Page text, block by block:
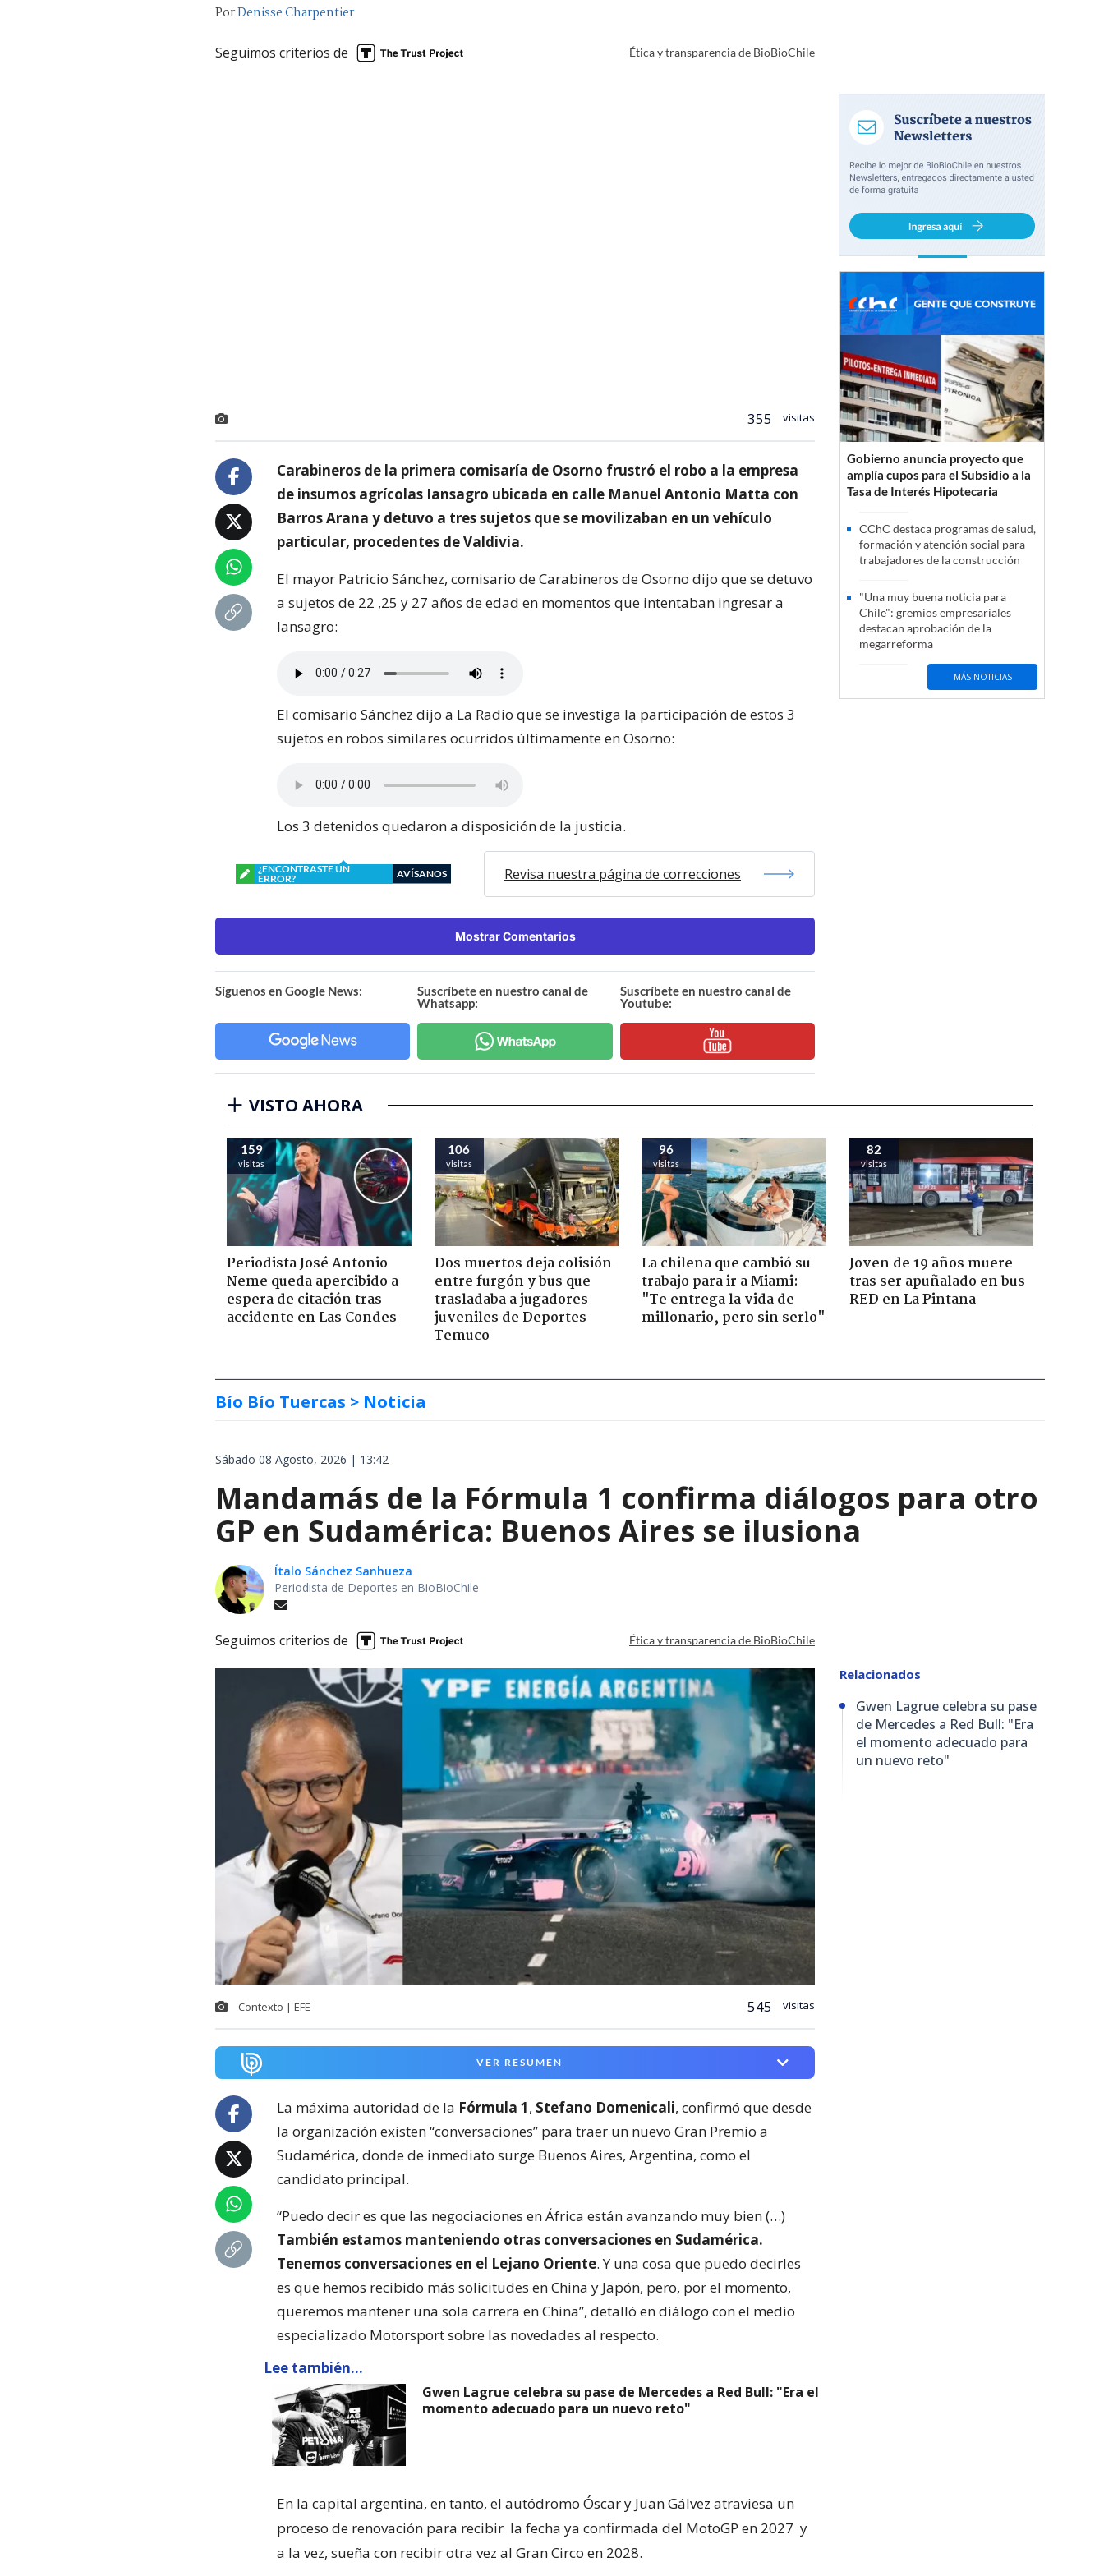
PorDenisse Charpentier
Seguimos criterios de Ética y transparencia de BioBioChile
355 visitas
Carabineros de la primera comisaría de Osorno frustró el robo a la empresa
de insumos agrícolas Iansagro ubicada en calle Manuel Antonio Matta con
Barros Arana y detuvo a tres sujetos que se movilizaban en un vehículo
particular, procedentes de Valdivia.
El mayor Patricio Sánchez, comisario de Carabineros de Osorno dijo que se detuvo
a sujetos de 22 ,25 y 27 años de edad en momentos que intentaban ingresar a
Iansagro:
El comisario Sánchez dijo a La Radio que se investiga la participación de estos 3
sujetos en robos similares ocurridos últimamente en Osorno:
Los 3 detenidos quedaron a disposición de la justicia.
¿ENCONTRASTE UN
ERROR?
AVÍSANOS Revisa nuestra página de correcciones
Mostrar Comentarios
Síguenos en Google News:
Suscríbete en nuestro canal de
Whatsapp:
Suscríbete en nuestro canal de
Youtube:
Gobierno anuncia proyecto que
amplía cupos para el Subsidio a la
Tasa de Interés Hipotecaria
CChC destaca programas de salud,
formación y atención social para
trabajadores de la construcción
"Una muy buena noticia para
Chile": gremios empresariales
destacan aprobación de la
megarreforma
MÁS NOTICIAS
VISTO AHORA
159
visitas
Periodista José Antonio
Neme queda apercibido a
espera de citación tras
accidente en Las Condes
106
visitas
Dos muertos deja colisión
entre furgón y bus que
trasladaba a jugadores
juveniles de Deportes
Temuco
96
visitas
La chilena que cambió su
trabajo para ir a Miami:
"Te entrega la vida de
millonario, pero sin serlo"
82
visitas
Joven de 19 años muere
tras ser apuñalado en bus
RED en La Pintana
Bío Bío Tuercas > Noticia
Sábado 08 Agosto, 2026 | 13:42
Mandamás de la Fórmula 1 confirma diálogos para otro
GP en Sudamérica: Buenos Aires se ilusiona
Ítalo Sánchez Sanhueza
Periodista de Deportes en BioBioChile
Seguimos criterios de Ética y transparencia de BioBioChile
Contexto | EFE 545 visitas
VER RESUMEN
La máxima autoridad de la Fórmula 1, Stefano Domenicali, confirmó que desde
la organización existen “conversaciones” para traer un nuevo Gran Premio a
Sudamérica, donde de inmediato surge Buenos Aires, Argentina, como el
candidato principal.
“Puedo decir es que las negociaciones en África están avanzando muy bien (…)
También estamos manteniendo otras conversaciones en Sudamérica.
Tenemos conversaciones en el Lejano Oriente. Y una cosa que puedo decirles
es que hemos recibido más solicitudes en China y Japón, pero, por el momento,
queremos mantener una sola carrera en China”, detalló en diálogo con el medio
especializado Motorsport sobre las novedades al respecto.
Lee también...
Gwen Lagrue celebra su pase de Mercedes a Red Bull: "Era el
momento adecuado para un nuevo reto"
En la capital argentina, en tanto, el autódromo Óscar y Juan Gálvez atraviesa un
proceso de renovación para recibir la fecha ya confirmada del MotoGP en 2027 y
a la vez, sueña con recibir otra vez al Gran Circo en 2028.
Relacionados
Gwen Lagrue celebra su pase
de Mercedes a Red Bull: "Era
el momento adecuado para
un nuevo reto"